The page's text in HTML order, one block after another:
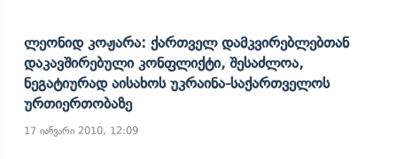
Ლეონიდ Კოჟარა: Ქართველ Დამკვირებლებთან
Დაკავშირებული Კონფლიქტი, Შესაძლოა,
Ნეგატიურად Აისახოს Უკრაინა-Საქართველოს
Ურთიერთობაზე
17 იანვარი 2010, 12:09